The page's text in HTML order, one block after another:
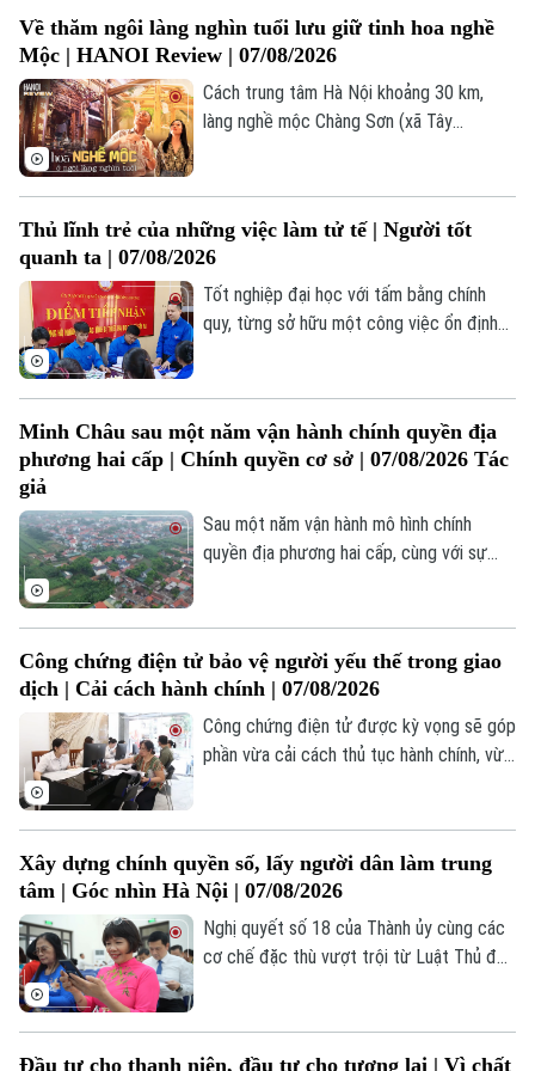
Đánh giá
Hướng nghiệp
Làng nghề
Di tích
Y tế
Dinh dưỡng
Tư vấn sức khỏe
Thể thao
Bóng đá
Quần vợt
Golf
Giải trí
Tin tức
Sao
Điện ảnh
Thời trang
Âm nhạc
bồi đắp trong anh lòng yêu nước, niềm tự
hào dân tộc và tình cảm đặc biệt dành
cho Chủ tịch Hồ Chí Minh.
Về thăm ngôi làng nghìn tuổi lưu giữ tinh hoa nghề
Mộc | HANOI Review | 07/08/2026
Cách trung tâm Hà Nội khoảng 30 km,
làng nghề mộc Chàng Sơn (xã Tây
này, Hanoi Review sẽ khám phá lịch sử
hình thành, quy trình chế tác và những giá
trị đã làm nên tinh hoa làng nghề mộc
nghìn năm tuổi này.
Thủ lĩnh trẻ của những việc làm tử tế | Người tốt
quanh ta | 07/08/2026
Tốt nghiệp đại học với tấm bằng chính
quy, từng sở hữu một công việc ổn định
ngạc nhiên: Gác lại những cơ hội phát
triển cá nhân nơi phố thị để trở về quê
Minh Châu sau một năm vận hành chính quyền địa
phương hai cấp | Chính quyền cơ sở | 07/08/2026 Tác
giả
Sau một năm vận hành mô hình chính
quyền địa phương hai cấp, cùng với sự
Công chứng điện tử bảo vệ người yếu thế trong giao
dịch | Cải cách hành chính | 07/08/2026
Công chứng điện tử được kỳ vọng sẽ góp
phần vừa cải cách thủ tục hành chính, vừa
mọi giao dịch.
Xây dựng chính quyền số, lấy người dân làm trung
tâm | Góc nhìn Hà Nội | 07/08/2026
Nghị quyết số 18 của Thành ủy cùng các
cơ chế đặc thù vượt trội từ Luật Thủ đô
Đầu tư cho thanh niên, đầu tư cho tương lai | Vì chất